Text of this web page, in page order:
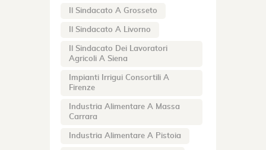
Il Sindacato A Grosseto
Il Sindacato A Livorno
Il Sindacato Dei Lavoratori
Agricoli A Siena
Impianti Irrigui Consortili A
Firenze
Industria Alimentare A Massa
Carrara
Industria Alimentare A Pistoia